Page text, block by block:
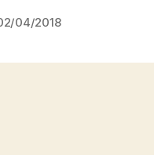
04/2018